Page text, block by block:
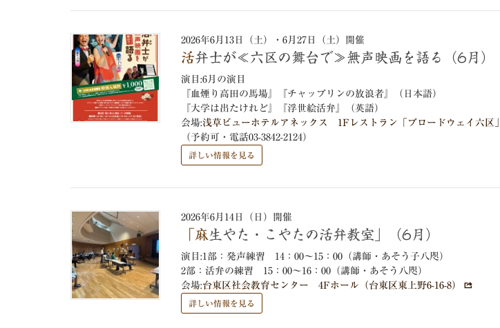
2026年6月13日（土）・6月27日（土）開催
活弁士が≪六区の舞台で≫無声映画を語る（6月）
演目:6月の演目
『血煙り高田の馬場』『チャップリンの放浪者』（日本語）
『大学は出たけれど』『浮世絵活弁』（英語）
会場:浅草ビューホテルアネックス 1Fレストラン「ブロードウェイ六区」
（予約可・電話03-3842-2124）
詳しい情報を見る
2026年6月14日（日）開催
「麻生やた・こやたの活弁教室」（6月）
演目:1部：発声練習 14：00～15：00（講師・あそう子八咫）
2部：活弁の練習 15：00～16：00（講師・あそう八咫）
会場:台東区社会教育センター 4Fホール（台東区東上野6-16-8）
詳しい情報を見る